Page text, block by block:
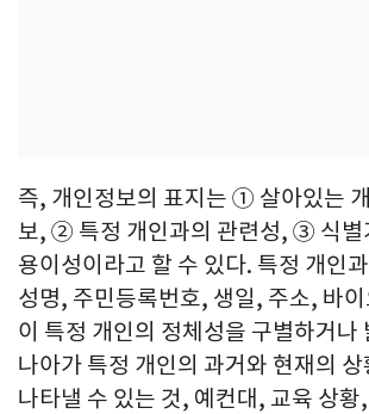
즉, 개인정보의 표지는 ① 살아있는
보, ② 특정 개인과의 관련성, ③ 식
용이성이라고 할 수 있다. 특정 개인
성명, 주민등록번호, 생일, 주소, 바
이 특정 개인의 정체성을 구별하거나
나아가 특정 개인의 과거와 현재의
나타낼 수 있는 것, 예컨대, 교육 상황